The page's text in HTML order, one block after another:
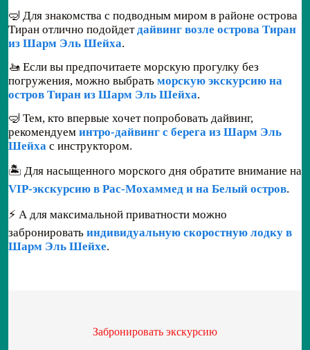
🤿 Для знакомства с подводным миром в районе острова
Тиран отлично подойдетдайвинг возле острова Тиран
из Шарм Эль Шейха.
🚤 Если вы предпочитаете морскую прогулку без
погружения, можно выбрать морскую экскурсию на
остров Тиран из Шарм Эль Шейха.
🤿 Тем, кто впервые хочет попробовать дайвинг,
рекомендуем интро-дайвинг с берега из Шарм Эль
Шейха с инструктором.
🏝️ Для насыщенного морского дня обратите внимание на
VIP-экскурсию в Рас-Мохаммед и на Белый остров.
⚡ А для максимальной приватности можно
забронировать индивидуальную скоростную лодку в
Шарм Эль Шейхе.
Забронировать экскурсию